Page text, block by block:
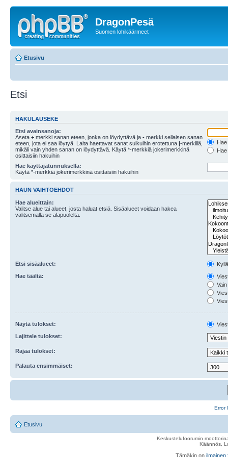
DragonPesä
Suomen lohikäärmeet
Etusivu
Etsi
HAKULAUSEKE
Etsi avainsanoja:
Aseta + merkki sanan eteen, jonka on löydyttävä ja - merkki sellaisen sanan
eteen, jota ei saa löytyä. Laita haettavat sanat sulkuihin erotettuna |-merkillä,
mikäli vain yhden sanan on löydyttävä. Käytä *-merkkiä jokerimerkkinä
osittaisiin hakuihin
Hae käyttäjätunnuksella:
Käytä *-merkkiä jokerimerkkinä osittaisiin hakuihin
HAUN VAIHTOEHDOT
Hae alueittain:
Valitse alue tai alueet, josta haluat etsiä. Sisäalueet voidaan hakea
valitsemalla se alapuolelta.
Etsi sisäalueet:
Hae täältä:
Näytä tulokset:
Lajittele tulokset:
Rajaa tulokset:
Palauta ensimmäiset:
Error
Etusivu
Keskustelufoorumin
Käännös,
Tämäkin on ilmainen